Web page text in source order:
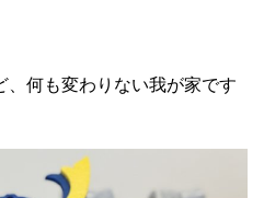
、何も変わりない我が家です